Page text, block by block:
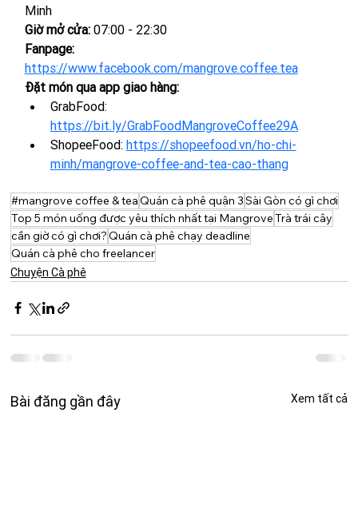
Minh
Giờ mở cửa: 07:00 - 22:30
Fanpage:
https://www.facebook.com/mangrove.coffee.tea
Đặt món qua app giao hàng:
GrabFood:
https://bit.ly/GrabFoodMangroveCoffee29A
ShopeeFood: https://shopeefood.vn/ho-chi-
minh/mangrove-coffee-and-tea-cao-thang
#mangrove coffee & teaQuán cà phê quận 3Sài Gòn có gì chơi
Top 5 món uống được yêu thích nhất tại MangroveTrà trái cây
cần giờ có gì chơi?Quán cà phê chạy deadline
Quán cà phê cho freelancer
Chuyện Cà phê
Bài đăng gần đây Xem tất cả